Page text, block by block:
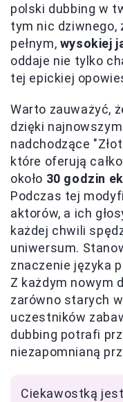
polski dubbing w
tym nic dziwnego,
pełnym, wysokiej
oddaje nie tylko
tej epickiej
Warto zauważyć,
dzięki
nadchodzące
które oferują
około 30 godzin
Podczas tej
aktorów, a ich
każdej chwili
uniwersum.
znaczenie języka
Z każdym nowym
zarówno starych
uczestników
dubbing potrafi
niezapomnianą
Ciekawostką